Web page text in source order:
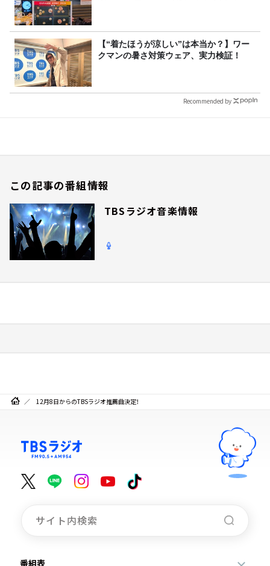
【“着たほうが涼しい”は本当か？】ワー
クマンの暑さ対策ウェア、実力検証！
Recommended by
この記事の番組情報
TBSラジオ音楽情報
12月8日からのTBSラジオ推薦曲決定！
番組表